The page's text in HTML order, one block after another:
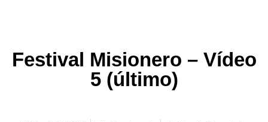
Festival Misionero – Vídeo
5 (último)